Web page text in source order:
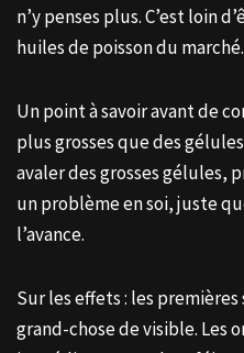
n’y penses plus. C’est loin
huiles de poisson du marché.
Un point à savoir avant de
plus grosses que des
avaler des grosses gélules,
un problème en soi, juste
l’avance.
Sur les effets : les premières
grand-chose de visible. Les